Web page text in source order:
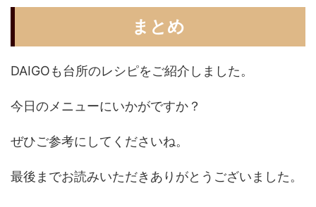
まとめ
DAIGOも台所のレシピをご紹介しました。
今日のメニューにいかがですか？
ぜひご参考にしてくださいね。
最後までお読みいただきありがとうございました。